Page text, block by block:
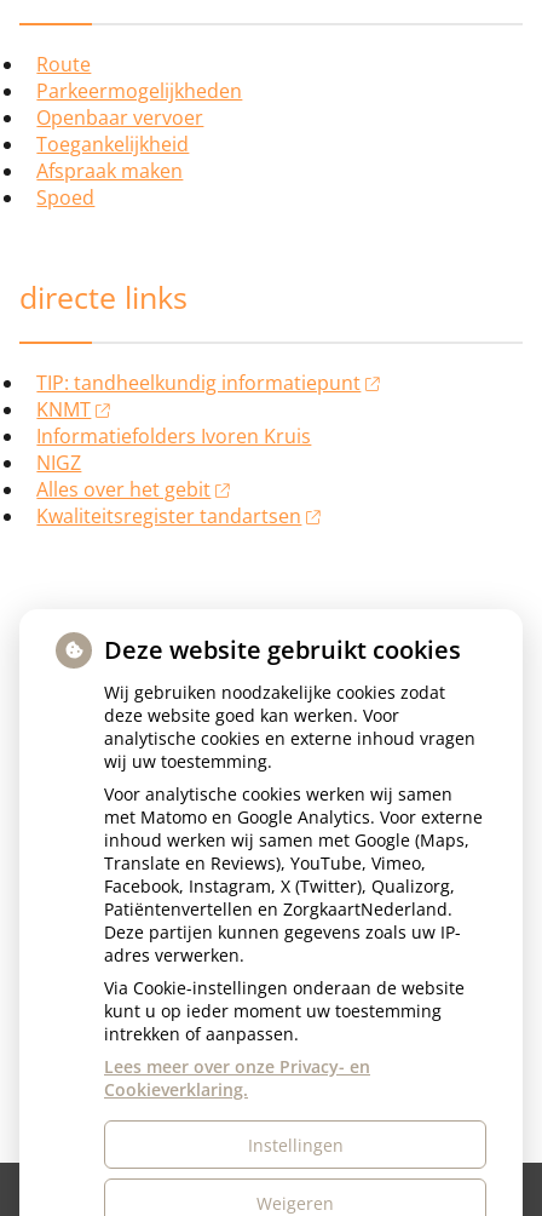
Route
Parkeermogelijkheden
Openbaar vervoer
Toegankelijkheid
Afspraak maken
Spoed
directe links
TIP: tandheelkundig informatiepunt
KNMT
Informatiefolders Ivoren Kruis
NIGZ
Alles over het gebit
Kwaliteitsregister tandartsen
T:(070) 390 72 06
Praktijk voor tandheelkunde & kindertandheelkunde
Laan van Waalhaven 484
2497GR Den Haag
info@caredental.nl
Deze website gebruikt cookies
Wij gebruiken noodzakelijke cookies zodat
deze website goed kan werken. Voor
analytische cookies en externe inhoud vragen
wij uw toestemming.
Voor analytische cookies werken wij samen
met Matomo en Google Analytics. Voor externe
inhoud werken wij samen met Google (Maps,
Translate en Reviews), YouTube, Vimeo,
Facebook, Instagram, X (Twitter), Qualizorg,
Patiëntenvertellen en ZorgkaartNederland.
Deze partijen kunnen gegevens zoals uw IP-
adres verwerken.
Via Cookie-instellingen onderaan de website
kunt u op ieder moment uw toestemming
intrekken of aanpassen.
Lees meer over onze Privacy- en
Cookieverklaring.
Instellingen
Weigeren